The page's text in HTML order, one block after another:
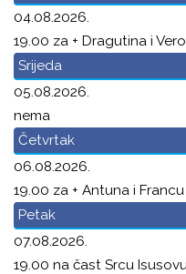
04.08.2026.
19.00 za + Dragutina i
Srijeda
05.08.2026.
nema
Četvrtak
06.08.2026.
19.00 za + Antuna i
Petak
07.08.2026.
19.00 na čast Srcu